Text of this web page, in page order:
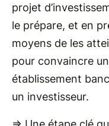
projet
le prépare, et en
moyens de les
pour convaincre
établissement
un investisseur.